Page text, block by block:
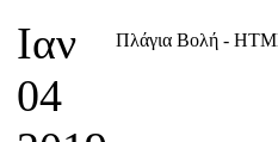
Ιαν
04
Πλάγια Βολή -